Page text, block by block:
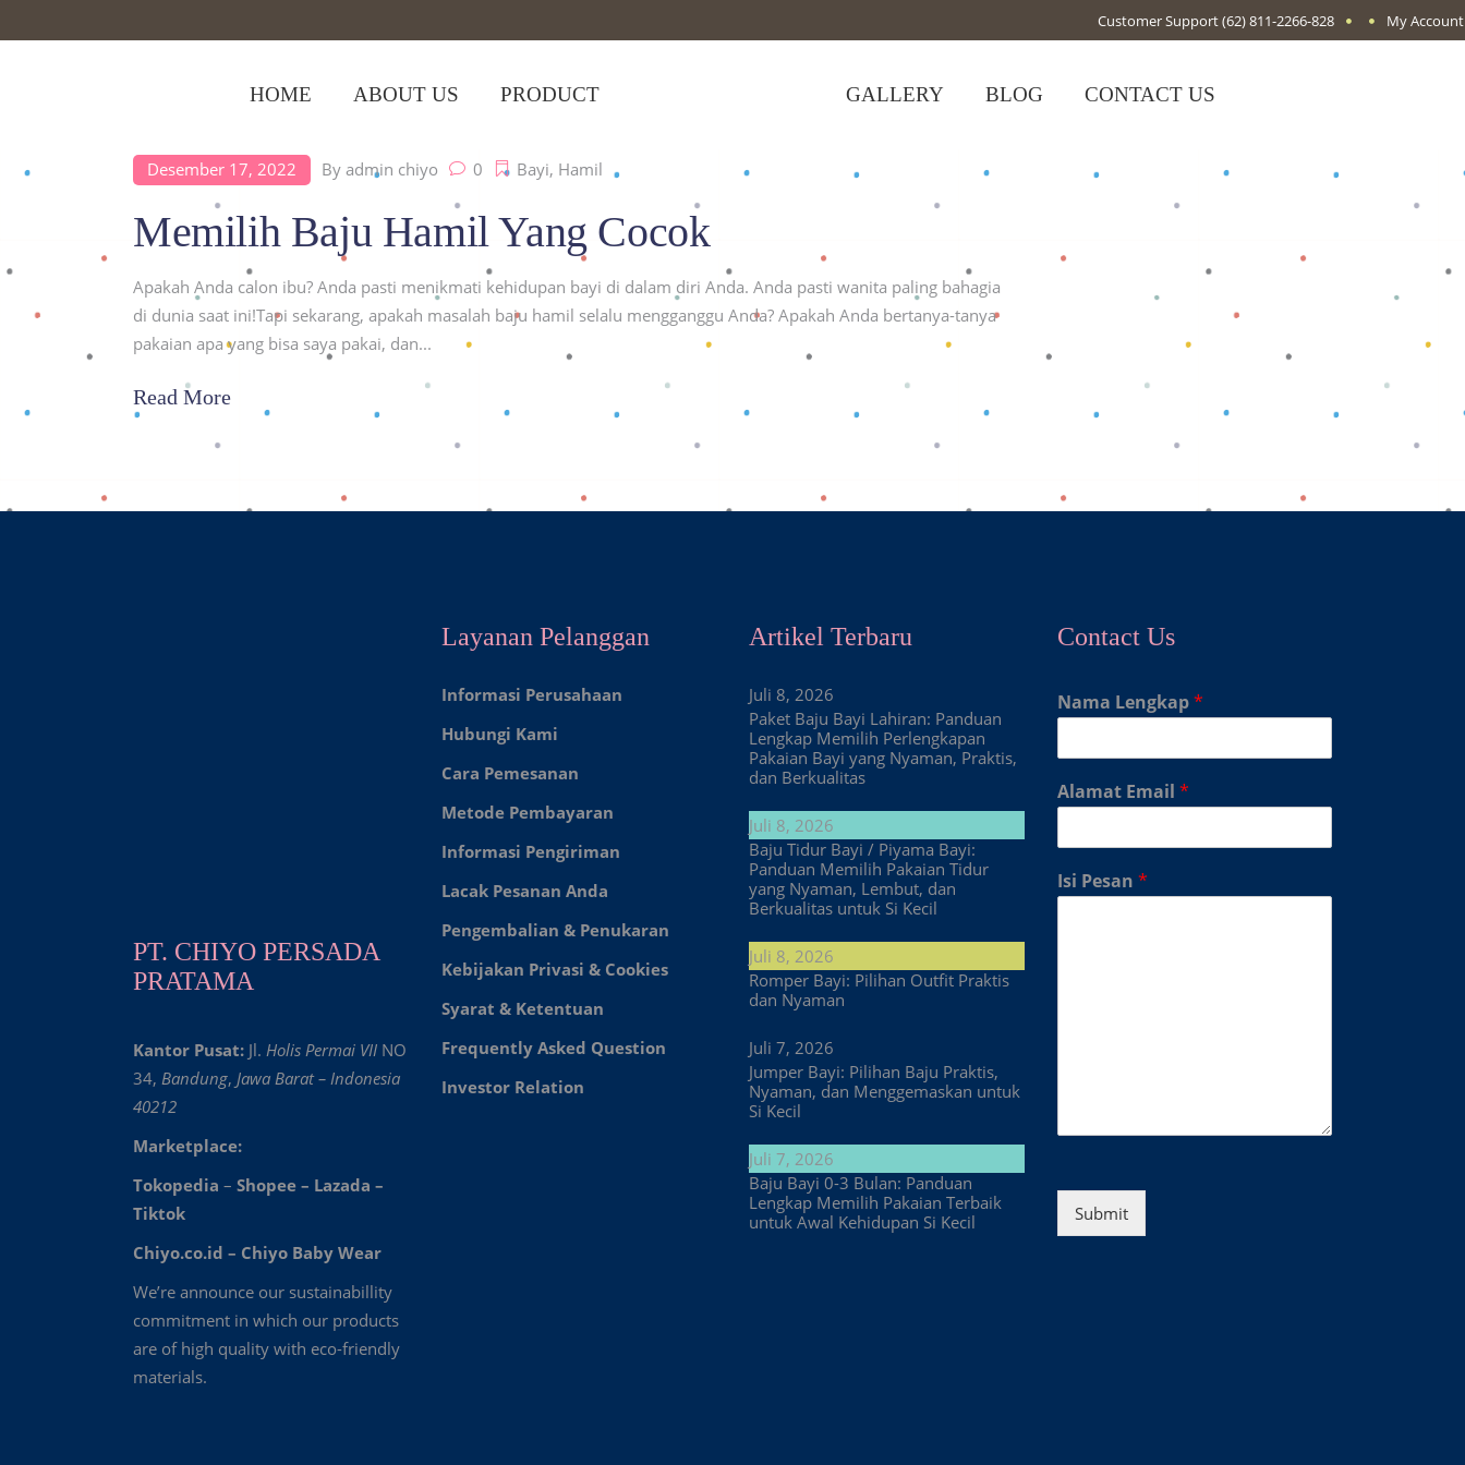
Customer Support(62) 811-2266-828 My Account
HOME ABOUT US PRODUCT GALLERY BLOG CONTACT US
Home> Posts tagged "baju ibu hamil"
Desember 17, 2022 By admin chiyo 0 Bayi, Hamil
Memilih Baju Hamil Yang Cocok
Apakah Anda calon ibu? Anda pasti menikmati kehidupan bayi di dalam diri Anda. Anda pasti wanita paling bahagia
di dunia saat ini!Tapi sekarang, apakah masalah baju hamil selalu mengganggu Anda? Apakah Anda bertanya-tanya
pakaian apa yang bisa saya pakai, dan
Read More
PT. CHIYO PERSADA
PRATAMA
Kantor Pusat: Jl. Holis Permai VII NO
34, Bandung, Jawa Barat – Indonesia
40212
Marketplace:
Tokopedia – Shopee – Lazada –
Tiktok
Chiyo.co.id – Chiyo Baby Wear
We’re announce our sustainabillity
commitment in which our products
are of high quality with eco-friendly
materials.
Layanan Pelanggan
Informasi Perusahaan
Hubungi Kami
Cara Pemesanan
Metode Pembayaran
Informasi Pengiriman
Lacak Pesanan Anda
Pengembalian & Penukaran
Kebijakan Privasi & Cookies
Syarat & Ketentuan
Frequently Asked Question
Investor Relation
Artikel Terbaru
Juli 8, 2026
Paket Baju Bayi Lahiran: Panduan
Lengkap Memilih Perlengkapan
Pakaian Bayi yang Nyaman, Praktis,
dan Berkualitas
Juli 8, 2026
Baju Tidur Bayi / Piyama Bayi:
Panduan Memilih Pakaian Tidur
yang Nyaman, Lembut, dan
Berkualitas untuk Si Kecil
Juli 8, 2026
Romper Bayi: Pilihan Outfit Praktis
dan Nyaman
Juli 7, 2026
Jumper Bayi: Pilihan Baju Praktis,
Nyaman, dan Menggemaskan untuk
Si Kecil
Juli 7, 2026
Baju Bayi 0-3 Bulan: Panduan
Lengkap Memilih Pakaian Terbaik
untuk Awal Kehidupan Si Kecil
Contact Us
Nama Lengkap*
Alamat Email *
Isi Pesan *
Submit